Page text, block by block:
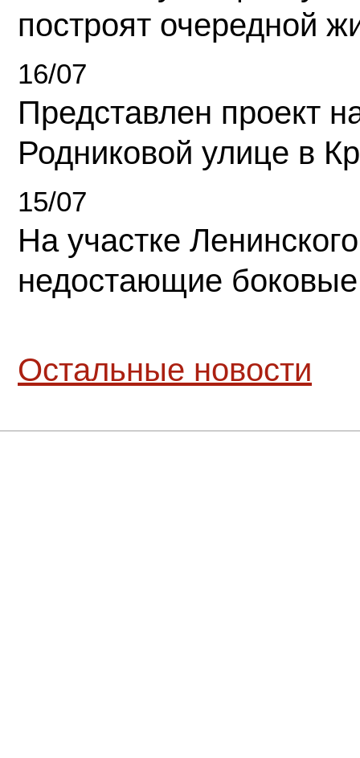
построят очередной
16/07
Представлен проект
Родниковой улице в
15/07
На участке
недостающие
Остальные новости